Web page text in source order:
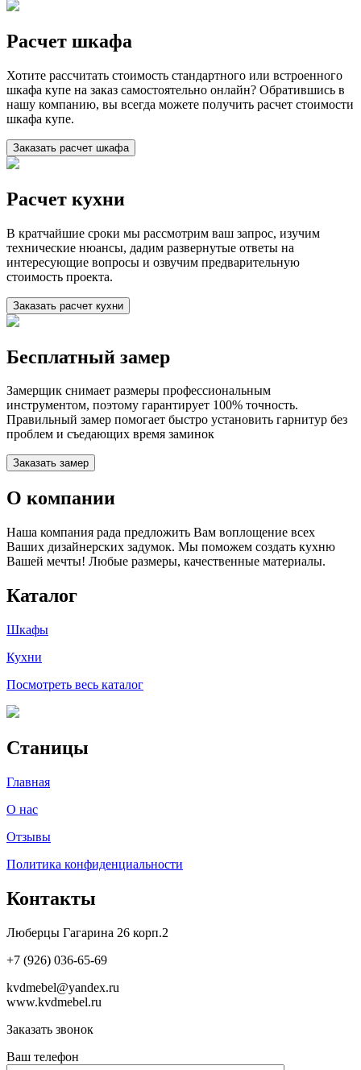
Расчет шкафа
Хотите рассчитать стоимость стандартного или встроенного
шкафа купе на заказ самостоятельно онлайн? Обратившись в
нашу компанию, вы всегда можете получить расчет стоимости
шкафа купе.
Заказать расчет шкафа
Расчет кухни
В кратчайшие сроки мы рассмотрим ваш запрос, изучим
технические нюансы, дадим развернутые ответы на
интересующие вопросы и озвучим предварительную
стоимость проекта.
Заказать расчет кухни
Бесплатный замер
Замерщик снимает размеры профессиональным
инструментом, поэтому гарантирует 100% точность.
Правильный замер помогает быстро установить гарнитур без
проблем и съедающих время заминок
Заказать замер
О компании
Наша компания рада предложить Вам воплощение всех
Ваших дизайнерских задумок. Мы поможем создать кухню
Вашей мечты! Любые размеры, качественные материалы.
Каталог
Шкафы
Кухни
Посмотреть весь каталог
Станицы
Главная
О нас
Отзывы
Политика конфиденциальности
Контакты
Люберцы Гагарина 26 корп.2
+7 (926) 036-65-69
kvdmebel@yandex.ru
www.kvdmebel.ru
Заказать звонок
Ваш телефон